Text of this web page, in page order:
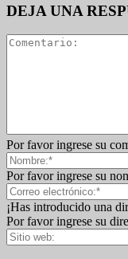
DEJA UNA
Por favor ingrese su
Por favor ingrese su
¡Has introducido una
Por favor ingrese su